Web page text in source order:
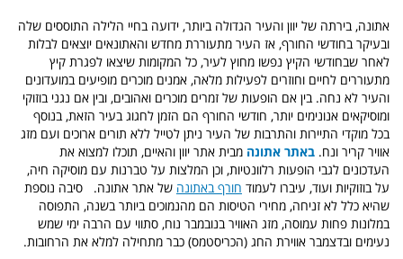
אתונה,בירתה של יוון והעיר הגדולה ביותר, ידועה בחיי הלילה התוססים שלה
ובעיקר בחודשי החורף, אז העיר מתעוררת מחדש והאתונאים יוצאים לבלות
לאחר שבחודשי הקיץ נפשו מחוץ לעיר, כל המקומות שיצאו לפגרת קיץ
מתעוררים לחיים וחוזרים לפעילות מלאה, אמנים מוכרים מופיעים במועדונים
והעיר לא נחה. בין אם הופעות של זמרים מוכרים ואהובים, ובין אם נגני בוזוקי
ומוסיקאים אנונימים יותר, חודשי החורף הם הזמן לחגוג בעיר הזאת, בנוסף
בכל מוקדי התיירות והתרבות של העיר ניתן לטייל ללא תורים ארוכים ועם מזג
אוויר קריר ונח. באתר אתונה מבית אתר יוון והאיים, תוכלו למצוא את
העדכונים לגבי הופעות רלוונטיות, וכן המלצות על טברנות עם מוסיקה חיה,
על בוזוקיות ועוד, עיברו לעמוד חורף באתונה של אתר אתונה. סיבה נוספת
שהיא כלל לא זניחה, מחירי הטיסות הם מהנמוכים ביותר בשנה, התפוסה
במלונות פחות עמוסה, מזג האוויר בנובמבר נוח, סתווי עם הרבה ימי שמש
נעימים ובדצמבר אווירת החג (הכריסטמס) כבר מתחילה למלא את הרחובות.